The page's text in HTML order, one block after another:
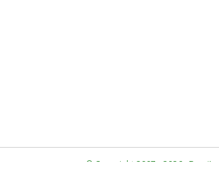
© Copyright 2007 - 2026 ·